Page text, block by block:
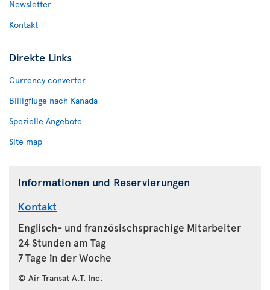
Newsletter
Kontakt
Direkte Links
Currency converter
Billigflüge nach Kanada
Spezielle Angebote
Site map
Informationen und Reservierungen
Kontakt
Englisch- und französischsprachige Mitarbeiter
24 Stunden am Tag
7 Tage in der Woche
© Air Transat A.T. Inc.